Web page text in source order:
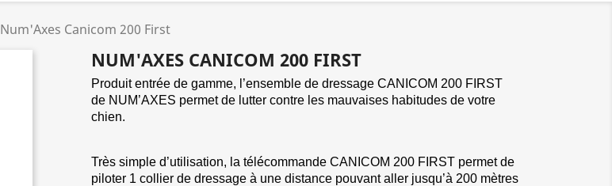
Num'Axes Canicom 200 First
NUM'AXES CANICOM 200 FIRST
Produit entrée de gamme, l’ensemble de dressage CANICOM 200 FIRST
de NUM’AXES permet de lutter contre les mauvaises habitudes de votre
chien.
Très simple d’utilisation, la télécommande CANICOM 200 FIRST permet de
piloter 1 collier de dressage à une distance pouvant aller jusqu’à 200 mètres